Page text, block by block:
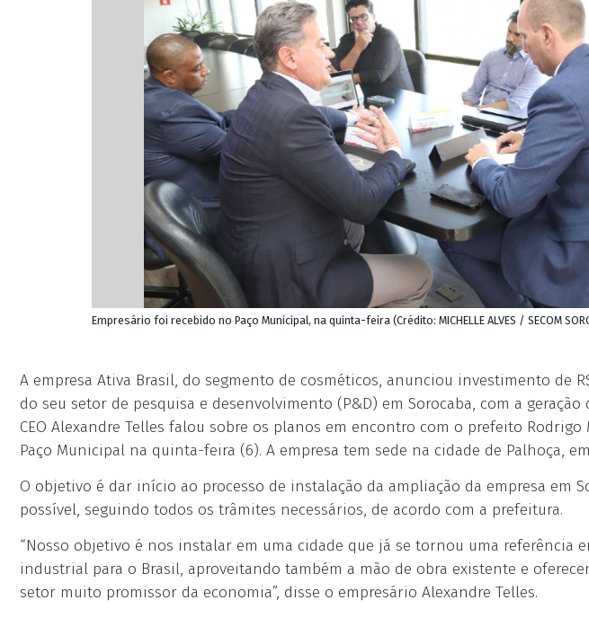
Empresário foi recebido no Paço Municipal, na quinta-feira (Crédito: MICHELLE ALVES / SECOM
A empresa Ativa Brasil, do segmento de cosméticos, anunciou investimento de
do seu setor de pesquisa e desenvolvimento (P&D) em Sorocaba, com a geração
CEO Alexandre Telles falou sobre os planos em encontro com o prefeito Rodrigo
Paço Municipal na quinta-feira (6). A empresa tem sede na cidade de Palhoça,
O objetivo é dar início ao processo de instalação da ampliação da empresa em
possível, seguindo todos os trâmites necessários, de acordo com a prefeitura.
“Nosso objetivo é nos instalar em uma cidade que já se tornou uma referência
industrial para o Brasil, aproveitando também a mão de obra existente e
setor muito promissor da economia”, disse o empresário Alexandre Telles.